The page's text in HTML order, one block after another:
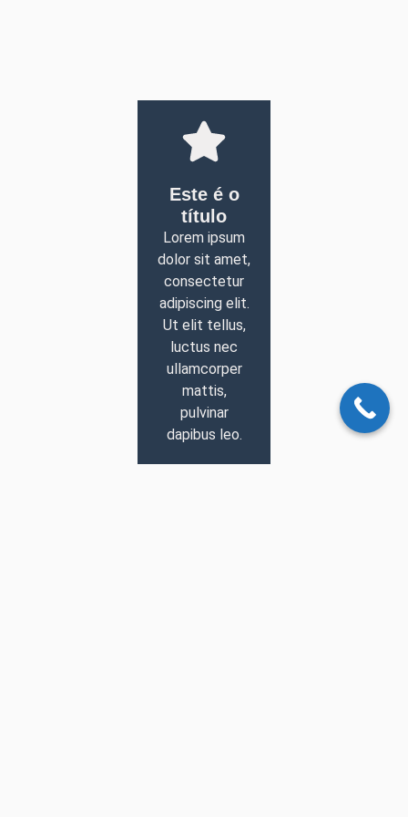
Este é o
título
Lorem ipsum
dolor sit amet,
consectetur
adipiscing elit.
Ut elit tellus,
luctus nec
ullamcorper
mattis,
pulvinar
dapibus leo.